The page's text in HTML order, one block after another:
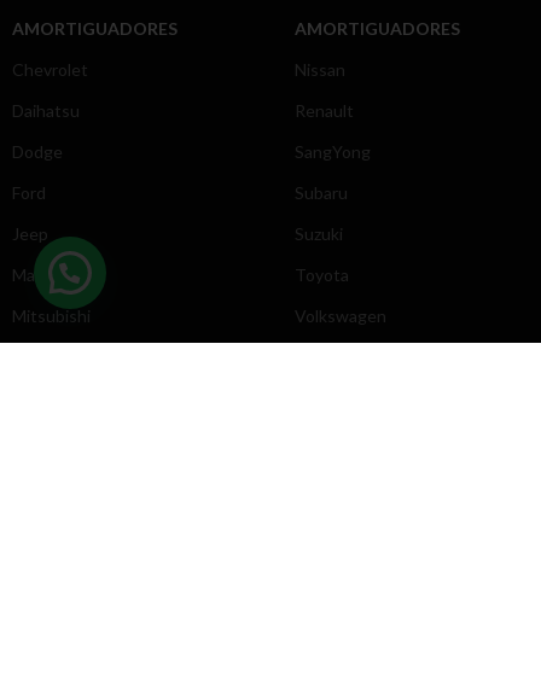
AMORTIGUADORES
Chevrolet
Daihatsu
Dodge
Ford
Jeep
Mazda
Mitsubishi
AMORTIGUADORES
Nissan
Renault
SangYong
Subaru
Suzuki
Toyota
Volkswagen